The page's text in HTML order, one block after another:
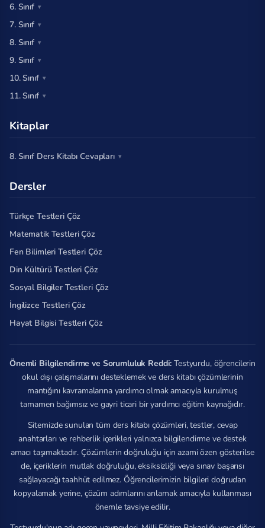
6. Sınıf
7. Sınıf
8. Sınıf
9. Sınıf
10. Sınıf
11. Sınıf
Kitaplar
8. Sınıf Ders Kitabı Cevapları
Dersler
Türkçe Testleri Çöz
Matematik Testleri Çöz
Fen Bilimleri Testleri Çöz
Din Kültürü Testleri Çöz
Sosyal Bilgiler Testleri Çöz
İngilizce Testleri Çöz
Hayat Bilgisi Testleri Çöz
Önemli Bilgilendirme ve Sorumluluk Reddi: Testyurdu, öğrencilerin
okul dışı çalışmalarını desteklemek ve ders kitabı çözümlerinin
mantığını kavramalarına yardımcı olmak amacıyla kurulmuş
tamamen bağımsız ve gayri ticari bir yardımcı eğitim kaynağıdır.
Sitemizde sunulan tüm ders kitabı çözümleri, testler, cevap
anahtarları ve rehberlik içerikleri yalnızca bilgilendirme ve destek
amacı taşımaktadır. Çözümlerin doğruluğu için azami özen gösterilse
de, içeriklerin mutlak doğruluğu, eksiksizliği veya sınav başarısı
sağlayacağı taahhüt edilmez. Öğrencilerimizin bilgileri doğrudan
kopyalamak yerine, çözüm adımlarını anlamak amacıyla kullanması
önemle tavsiye edilir.